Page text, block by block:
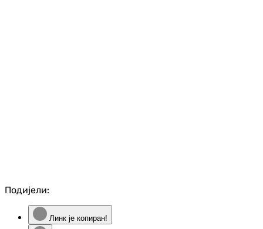
Подијели:
Линк је копиран!